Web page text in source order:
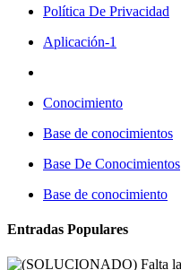
Política De Privacidad
Aplicación-1
Conocimiento
Base de conocimientos
Base De Conocimientos
Base de conocimiento
Entradas Populares